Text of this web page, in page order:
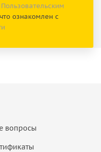
Пользовательским
ознакомлен с
вопросы